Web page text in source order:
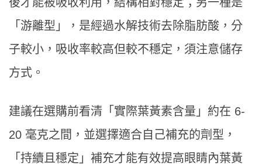
「游離型」，是經過水解技術去除脂肪酸，分
子較小，吸收率較高但較不穩定，須注意儲存
方式。
建議在選購前看清「實際葉黃素含量」約在 6-
20 毫克之間，並選擇適合自己補充的劑型，
「持續且穩定」補充才能有效提高眼睛內葉黃